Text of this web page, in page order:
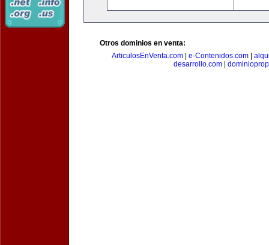
Otros dominios en venta:
ArticulosEnVenta.com| e-Contenidos.com|
desarrollo.com|